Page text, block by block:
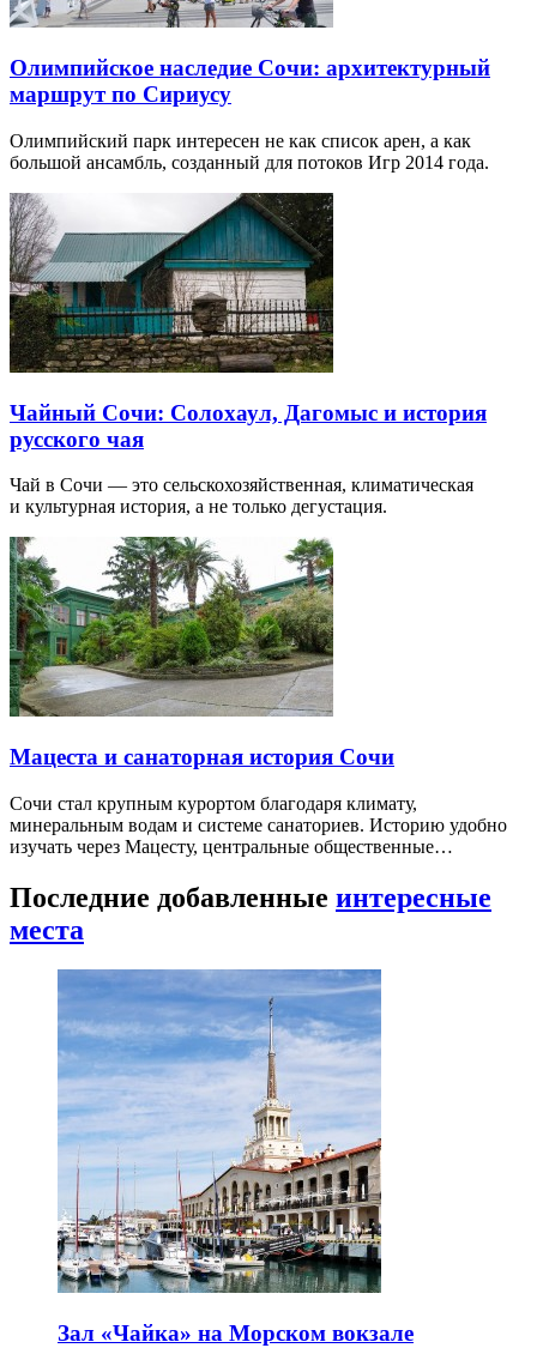
Олимпийское наследие Сочи: архитектурный
маршрут по Сириусу
Олимпийский парк интересен не как список арен, а как
большой ансамбль, созданный для потоков Игр 2014 года.
Чайный Сочи: Солохаул, Дагомыс и история
русского чая
Чай в Сочи — это сельскохозяйственная, климатическая
и культурная история, а не только дегустация.
Мацеста и санаторная история Сочи
Сочи стал крупным курортом благодаря климату,
минеральным водам и системе санаториев. Историю удобно
изучать через Мацесту, центральные общественные…
Последние добавленные интересные
места
Зал «Чайка» на Морском вокзале